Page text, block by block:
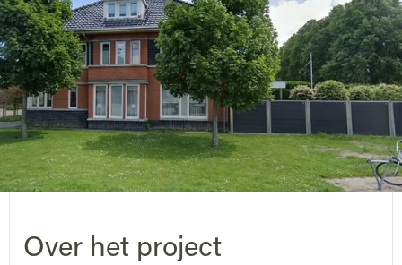
Over het project